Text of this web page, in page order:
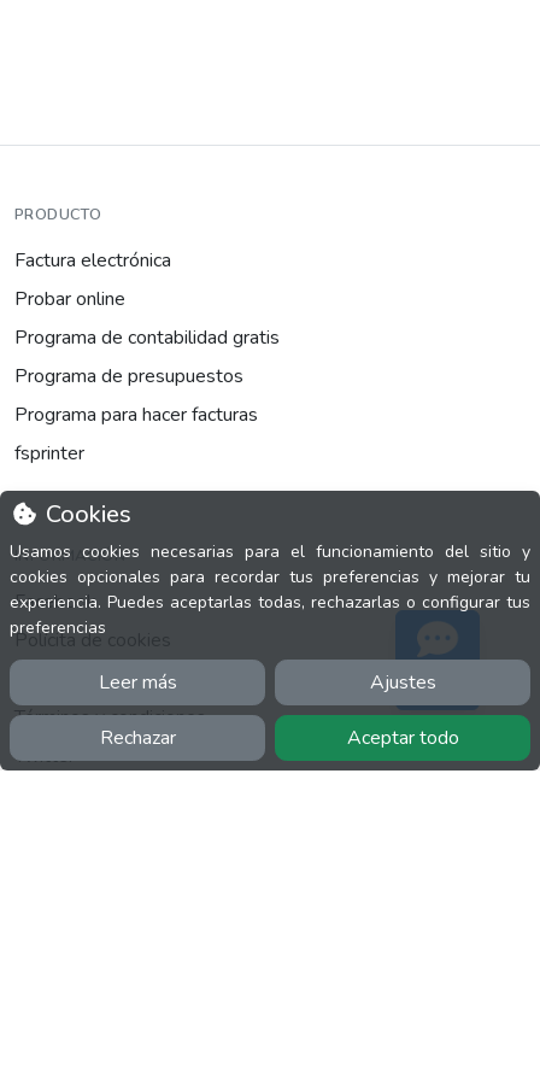
Cookies
Usamos cookies necesarias para el funcionamiento del sitio y
cookies opcionales para recordar tus preferencias y mejorar tu
experiencia. Puedes aceptarlas todas, rechazarlas o configurar tus
preferencias
Leer más Ajustes
Rechazar Aceptar todo
PRODUCTO
Factura electrónica
Probar online
Programa de contabilidad gratis
Programa de presupuestos
Programa para hacer facturas
fsprinter
INFORMACIÓN
Facebook
Polícita de cookies
Política de privacidad
Términos y condiciones
Twitter
Soporte